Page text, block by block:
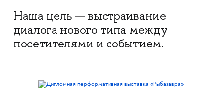
Наша цель — выстраивание
диалога нового типа между
посетителями и событием.